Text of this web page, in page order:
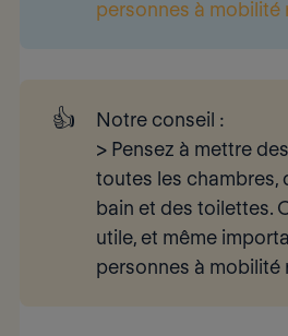
personnes à mobilité
👍 Notre conseil :
> Pensez à mettre
toutes les chambres,
bain et des toilettes.
utile, et même
personnes à mobilité